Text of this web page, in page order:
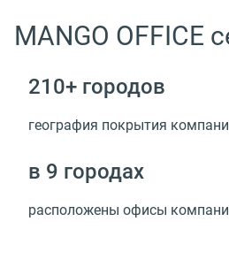
MANGO OFFICE
210+ городов
география покрытия
в 9 городах
расположены офисы